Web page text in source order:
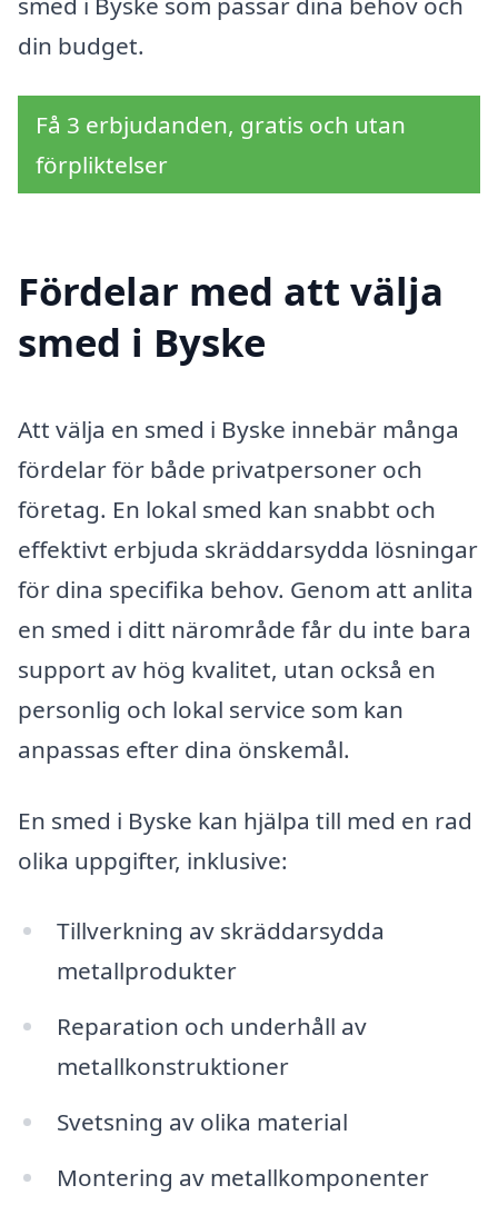
din budget.
Få 3 erbjudanden, gratis och utan
förpliktelser
Fördelar med att välja
smed i Byske
Att välja en smed i Byske innebär många
fördelar för både privatpersoner och
företag. En lokal smed kan snabbt och
effektivt erbjuda skräddarsydda lösningar
för dina specifika behov. Genom att anlita
en smed i ditt närområde får du inte bara
support av hög kvalitet, utan också en
personlig och lokal service som kan
anpassas efter dina önskemål.
En smed i Byske kan hjälpa till med en rad
olika uppgifter, inklusive:
Tillverkning av skräddarsydda
metallprodukter
Reparation och underhåll av
metallkonstruktioner
Svetsning av olika material
Montering av metallkomponenter